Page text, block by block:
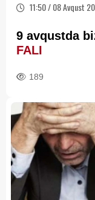
11:50 / 08 Avqust
9 avqustda
FALI
189